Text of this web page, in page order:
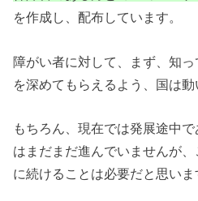
を作成し、配布しています。
障がい者に対して、まず、知
を深めてもらえるよう、国は動
もちろん、現在では発展途中
はまだまだ進んでいませんが
に続けることは必要だと思いま